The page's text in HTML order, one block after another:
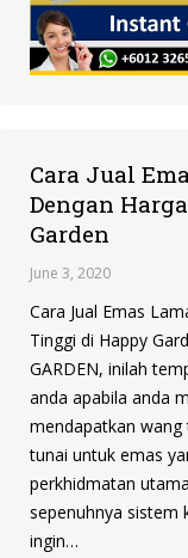
Cara Jual
Dengan
Garden
June 3, 2020
Cara Jual Emas
Tinggi di Happy
GARDEN, inilah
anda apabila anda
mendapatkan wang
tunai untuk emas
perkhidmatan
sepenuhnya sistem
ingin…